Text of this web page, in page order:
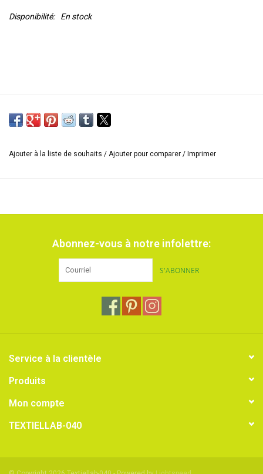
Disponibilité: En stock
Ajouter à la liste de souhaits / Ajouter pour comparer / Imprimer
Abonnez-vous à notre infolettre:
S'ABONNER
Service à la clientèle
Produits
Mon compte
TEXTIELLAB-040